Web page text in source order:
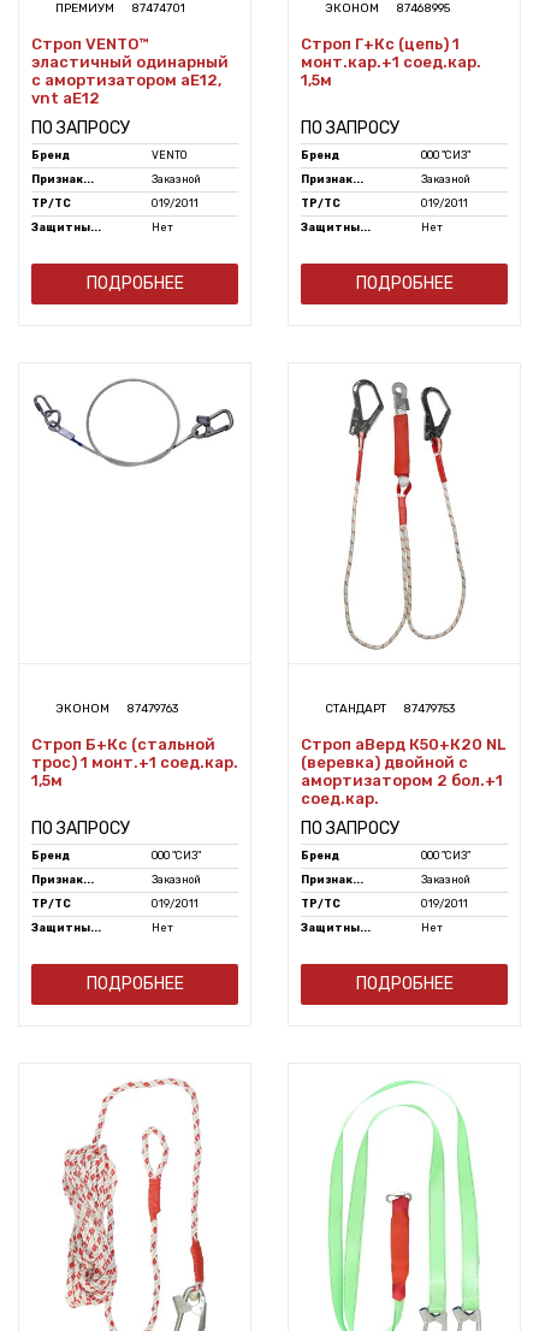
ПРЕМИУМ 87474701
Строп VENTO™
эластичный одинарный
с амортизатором aE12,
vnt aE12
ПО ЗАПРОСУ
Бренд
VENTO
Признак...
Заказной
ТР/ТС
019/2011
Защитны...
Нет
ПОДРОБНЕЕ
ЭКОНОМ 87468995
Строп Г+Кс (цепь) 1
монт.кар.+1 соед.кар.
1,5м
ПО ЗАПРОСУ
Бренд
ООО "СИЗ"
Признак...
Заказной
ТР/ТС
019/2011
Защитны...
Нет
ПОДРОБНЕЕ
ЭКОНОМ 87479763
Строп Б+Кс (стальной
трос) 1 монт.+1 соед.кар.
1,5м
ПО ЗАПРОСУ
Бренд
ООО "СИЗ"
Признак...
Заказной
ТР/ТС
019/2011
Защитны...
Нет
ПОДРОБНЕЕ
СТАНДАРТ 87479753
Строп аВерд К50+К20 NL
(веревка) двойной с
амортизатором 2 бол.+1
соед.кар.
ПО ЗАПРОСУ
Бренд
ООО "СИЗ"
Признак...
Заказной
ТР/ТС
019/2011
Защитны...
Нет
ПОДРОБНЕЕ